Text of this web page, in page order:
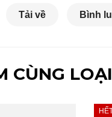
Tải về Bình
CÙNG LOẠI